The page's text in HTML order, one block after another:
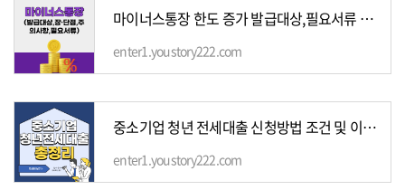
마이너스통장 한도 증가 발급대상,필요서류 총정리
enter1.youstory222.com
중소기업 청년 전세대출 신청방법 조건 및 이자 서류
enter1.youstory222.com